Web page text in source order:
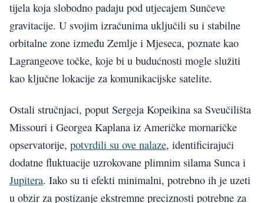
tijela koja slobodno padaju pod utjecajem Sunčeve
gravitacije. U svojim izračunima uključili su i stabilne
orbitalne zone između Zemlje i Mjeseca, poznate kao
Lagrangeove točke, koje bi u budućnosti mogle služiti
kao ključne lokacije za komunikacijske satelite.
Ostali stručnjaci, poput Sergeja Kopeikina sa Sveučilišta
Missouri i Georgea Kaplana iz Američke mornaričke
opservatorije, potvrdili su ove nalaze, identificirajući
dodatne fluktuacije uzrokovane plimnim silama Sunca i
Jupitera. Iako su ti efekti minimalni, potrebno ih je uzeti
u obzir za postizanje ekstremne preciznosti potrebne za